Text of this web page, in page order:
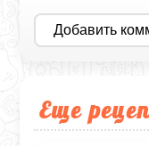
Добавить
Еще